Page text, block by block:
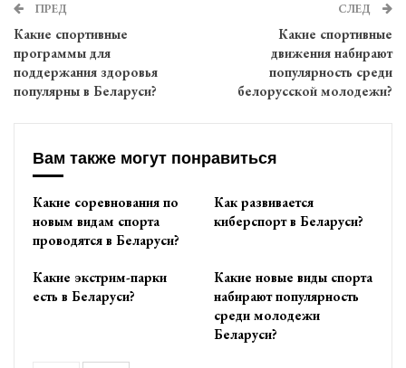
ПРЕД
Какие спортивные
программы для
поддержания здоровья
популярны в Беларуси?
СЛЕД
Какие спортивные
движения набирают
популярность среди
белорусской молодежи?
Вам также могут понравиться
Какие соревнования по
новым видам спорта
проводятся в Беларуси?
Как развивается
киберспорт в Беларуси?
Какие экстрим-парки
есть в Беларуси?
Какие новые виды спорта
набирают популярность
среди молодежи
Беларуси?